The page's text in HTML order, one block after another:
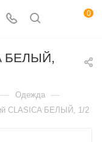
0
БЕЛЫЙ,
— Одежда —
CLASICA БЕЛЫЙ, 1/2